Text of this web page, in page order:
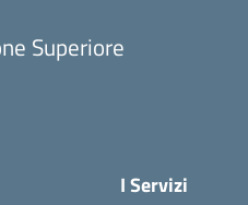
Superiore
I Servizi